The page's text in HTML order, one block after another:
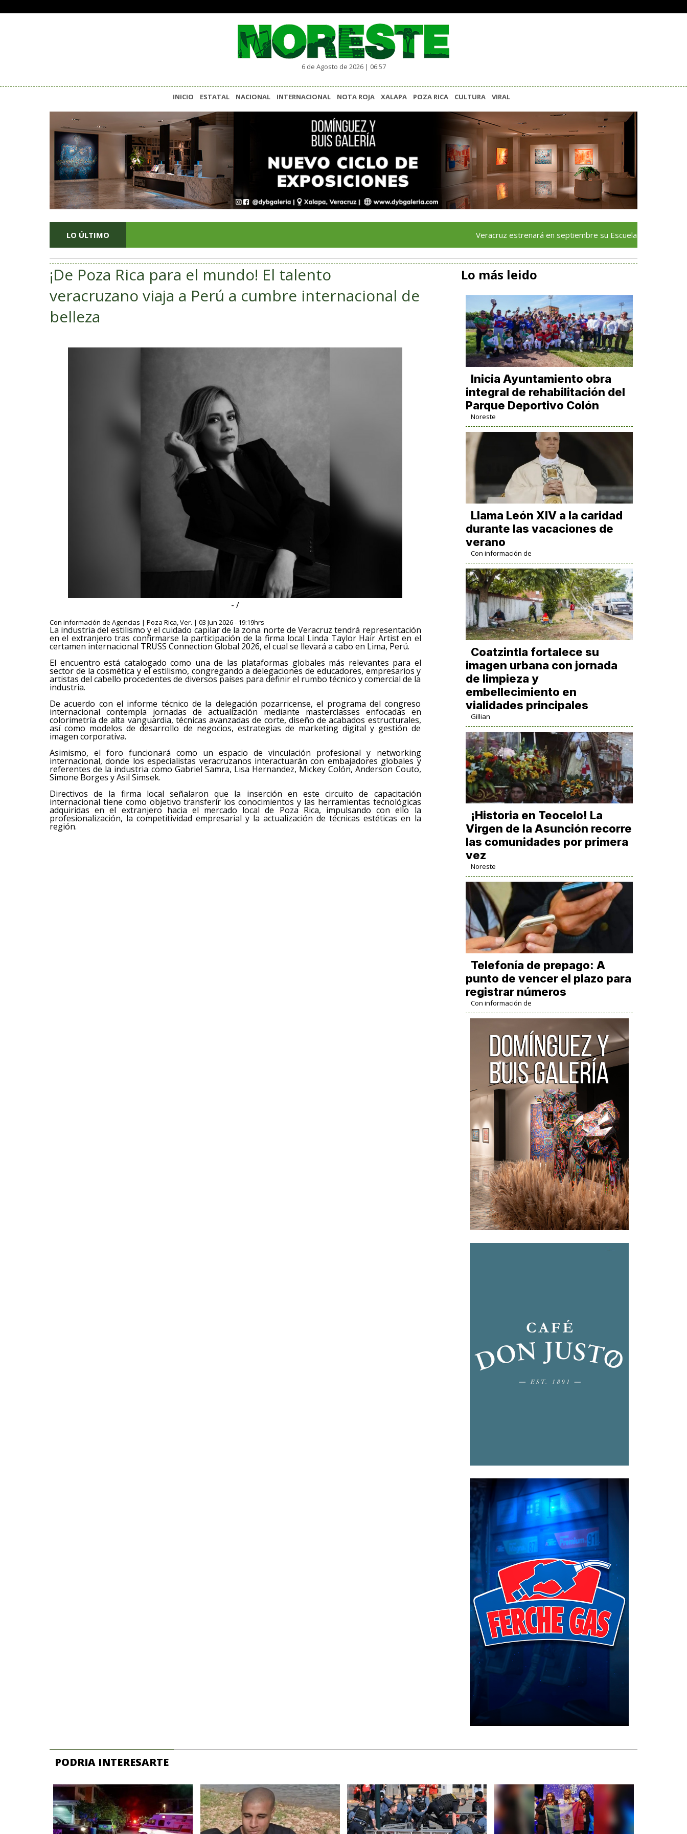
6 de Agosto de 2026 | 06:57
INICIO ESTATAL NACIONAL INTERNACIONAL NOTA ROJA XALAPA POZA RICA CULTURA VIRAL
LO ÚLTIMO Veracruz estrenará en septiembre su Escuela de Servicios Turísticos:
¡De Poza Rica para el mundo! El talento
veracruzano viaja a Perú a cumbre internacional de
belleza
- /
Con información de Agencias | Poza Rica, Ver. | 03 Jun 2026 - 19:19hrs
La industria del estilismo y el cuidado capilar de la zona norte de Veracruz tendrá representación
en el extranjero tras confirmarse la participación de la firma local Linda Taylor Hair Artist en el
certamen internacional TRUSS Connection Global 2026, el cual se llevará a cabo en Lima, Perú.
​El encuentro está catalogado como una de las plataformas globales más relevantes para el
sector de la cosmética y el estilismo, congregando a delegaciones de educadores, empresarios y
artistas del cabello procedentes de diversos países para definir el rumbo técnico y comercial de la
industria.
​De acuerdo con el informe técnico de la delegación pozarricense, el programa del congreso
internacional contempla jornadas de actualización mediante masterclasses enfocadas en
colorimetría de alta vanguardia, técnicas avanzadas de corte, diseño de acabados estructurales,
así como modelos de desarrollo de negocios, estrategias de marketing digital y gestión de
imagen corporativa.
​Asimismo, el foro funcionará como un espacio de vinculación profesional y networking
internacional, donde los especialistas veracruzanos interactuarán con embajadores globales y
referentes de la industria como Gabriel Samra, Lisa Hernandez, Mickey Colón, Anderson Couto,
Simone Borges y Asil Simsek.
​Directivos de la firma local señalaron que la inserción en este circuito de capacitación
internacional tiene como objetivo transferir los conocimientos y las herramientas tecnológicas
adquiridas en el extranjero hacia el mercado local de Poza Rica, impulsando con ello la
profesionalización, la competitividad empresarial y la actualización de técnicas estéticas en la
región.
Lo más leido
Inicia Ayuntamiento obra
integral de rehabilitación del
Parque Deportivo Colón
Noreste
Llama León XIV a la caridad
durante las vacaciones de
verano
Con información de
Coatzintla fortalece su
imagen urbana con jornada
de limpieza y
embellecimiento en
vialidades principales
Gillian
​¡Historia en Teocelo! La
Virgen de la Asunción recorre
las comunidades por primera
vez
Noreste
Telefonía de prepago: A
punto de vencer el plazo para
registrar números
Con información de
PODRIA INTERESARTE